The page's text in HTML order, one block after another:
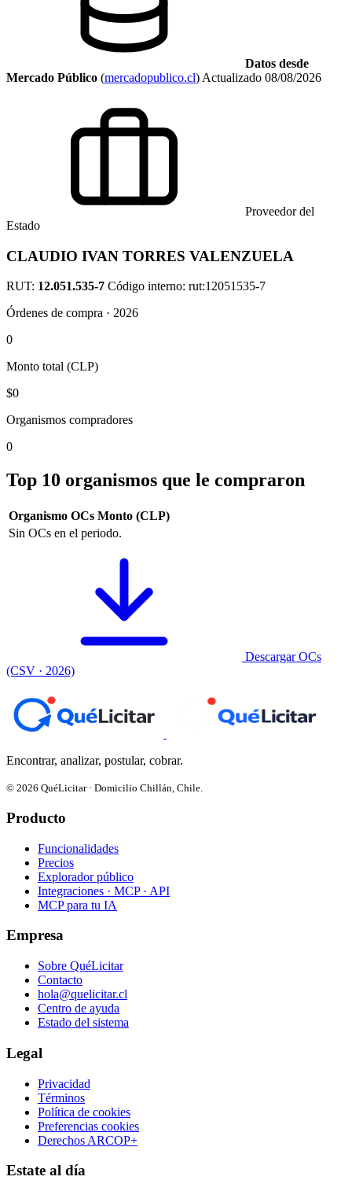
Datos desde
Mercado Público (mercadopublico.cl) Actualizado 08/08/2026
Proveedor del
Estado
CLAUDIO IVAN TORRES VALENZUELA
RUT: 12.051.535-7 Código interno: rut:12051535-7
Órdenes de compra · 2026
0
Monto total (CLP)
$0
Organismos compradores
0
Top 10 organismos que le compraron
Organismo OCs Monto (CLP)
Sin OCs en el periodo.
Descargar OCs
(CSV · 2026)
Encontrar, analizar, postular, cobrar.
© 2026 QuéLicitar · Domicilio Chillán, Chile.
Producto
Funcionalidades
Precios
Explorador público
Integraciones · MCP · API
MCP para tu IA
Empresa
Sobre QuéLicitar
Contacto
hola@quelicitar.cl
Centro de ayuda
Estado del sistema
Legal
Privacidad
Términos
Política de cookies
Preferencias cookies
Derechos ARCOP+
Estate al día